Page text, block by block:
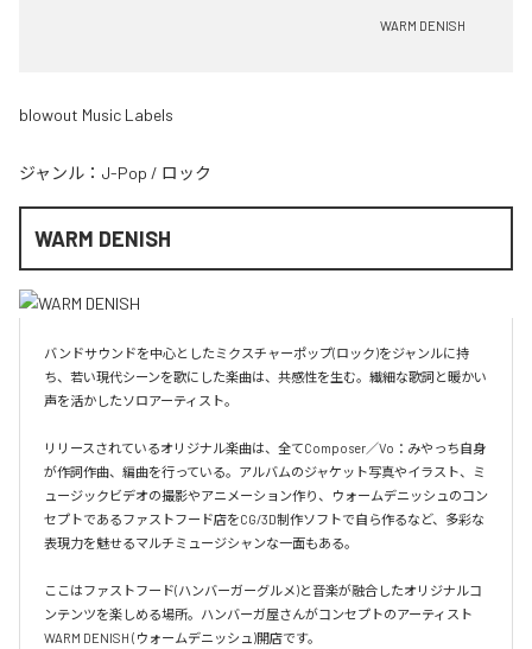
WARM DENISH
blowout Music Labels
ジャンル： J-Pop / ロック
WARM DENISH
バンドサウンドを中心としたミクスチャーポップ(ロック)をジャンルに持
ち、若い現代シーンを歌にした楽曲は、共感性を生む。繊細な歌詞と暖かい
声を活かしたソロアーティスト。
リリースされているオリジナル楽曲は、全てComposer／Vo：みやっち自身
が作詞作曲、編曲を行っている。アルバムのジャケット写真やイラスト、ミ
ュージックビデオの撮影やアニメーション作り、ウォームデニッシュのコン
セプトであるファストフード店をCG/3D制作ソフトで自ら作るなど、多彩な
表現力を魅せるマルチミュージシャンな一面もある。
ここはファストフード(ハンバーガーグルメ)と音楽が融合したオリジナルコ
ンテンツを楽しめる場所。ハンバーガ屋さんがコンセプトのアーティスト
WARM DENISH (ウォームデニッシュ)開店です。